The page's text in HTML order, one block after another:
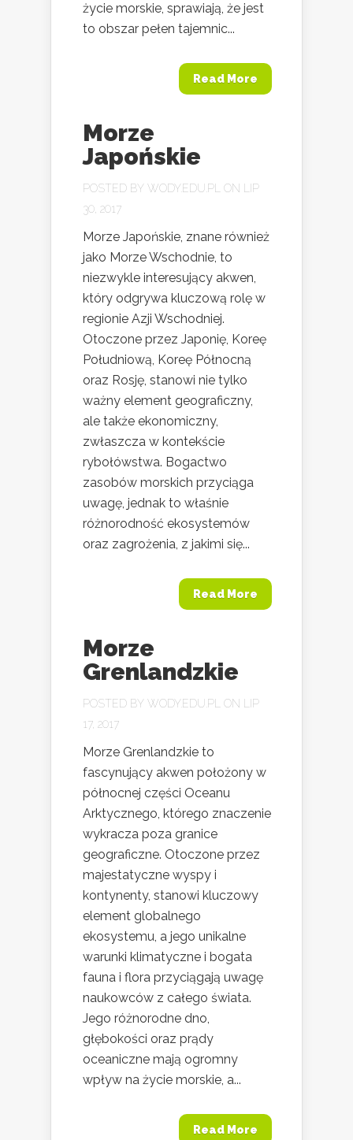
życie morskie, sprawiają, że jest
to obszar pełen tajemnic...
Read More
Morze
Japońskie
POSTED BY WODY.EDU.PL
ON LIP
30, 2017
Morze Japońskie, znane również
jako Morze Wschodnie, to
niezwykle interesujący akwen,
który odgrywa kluczową rolę w
regionie Azji Wschodniej.
Otoczone przez Japonię, Koreę
Południową, Koreę Północną
oraz Rosję, stanowi nie tylko
ważny element geograficzny,
ale także ekonomiczny,
zwłaszcza w kontekście
rybołówstwa. Bogactwo
zasobów morskich przyciąga
uwagę, jednak to właśnie
różnorodność ekosystemów
oraz zagrożenia, z jakimi się...
Read More
Morze
Grenlandzkie
POSTED BY WODY.EDU.PL
ON LIP
17, 2017
Morze Grenlandzkie to
fascynujący akwen położony w
północnej części Oceanu
Arktycznego, którego znaczenie
wykracza poza granice
geograficzne. Otoczone przez
majestatyczne wyspy i
kontynenty, stanowi kluczowy
element globalnego
ekosystemu, a jego unikalne
warunki klimatyczne i bogata
fauna i flora przyciągają uwagę
naukowców z całego świata.
Jego różnorodne dno,
głębokości oraz prądy
oceaniczne mają ogromny
wpływ na życie morskie, a...
Read More